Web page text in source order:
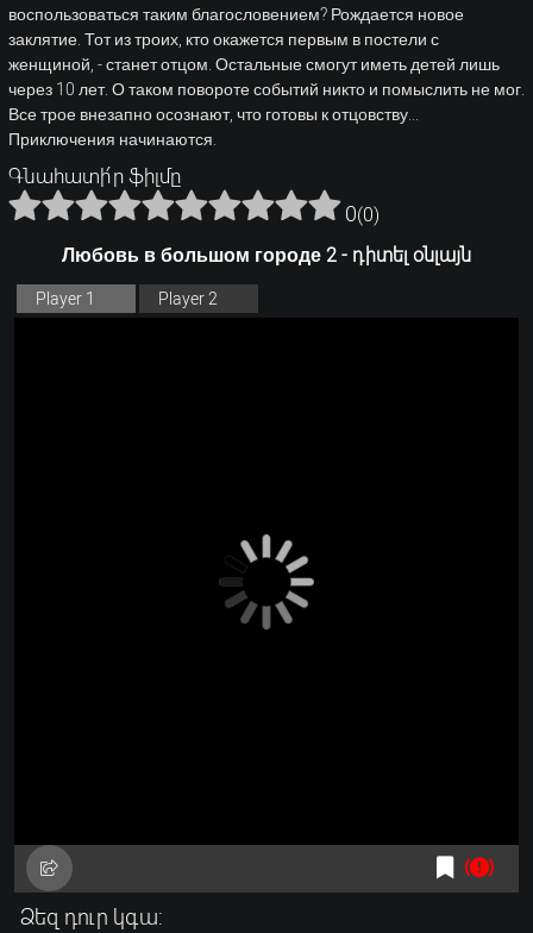
воспользоваться таким благословением? Рождается новое
заклятие. Тот из троих, кто окажется первым в постели с
женщиной, - станет отцом. Остальные смогут иметь детей лишь
через 10 лет. О таком повороте событий никто и помыслить не мог.
Все трое внезапно осознают, что готовы к отцовству...
Приключения начинаются.
Գնահատի՛ր ֆիլմը
0(0)
Любовь в большом городе 2 - դիտել օնլայն
Player 1 Player 2
Ձեզ դուր կգա: